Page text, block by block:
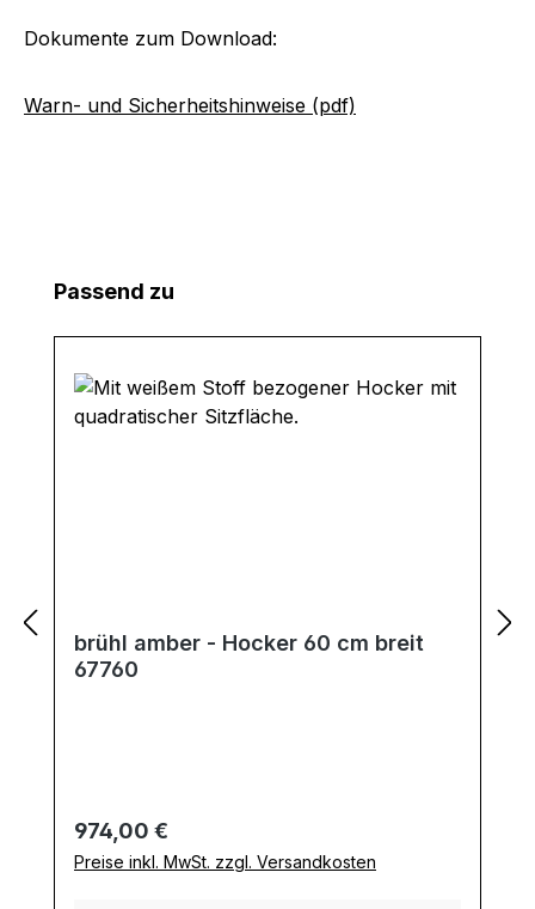
Dokumente zum Download:
Warn- und Sicherheitshinweise (pdf)
Produktgalerie überspringen
Passend zu
brühl amber - Hocker 60 cm breit
67760
Regulärer Preis:
974,00 €
Preise inkl. MwSt. zzgl. Versandkosten